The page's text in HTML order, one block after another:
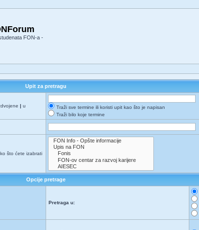
FON-a -
Upit za pretragu
| u
Traži sve termine ili koristi upit kao što je napisan
Traži bilo koje termine
što ćete izabrati
Opcije pretrage
Pretraga u: